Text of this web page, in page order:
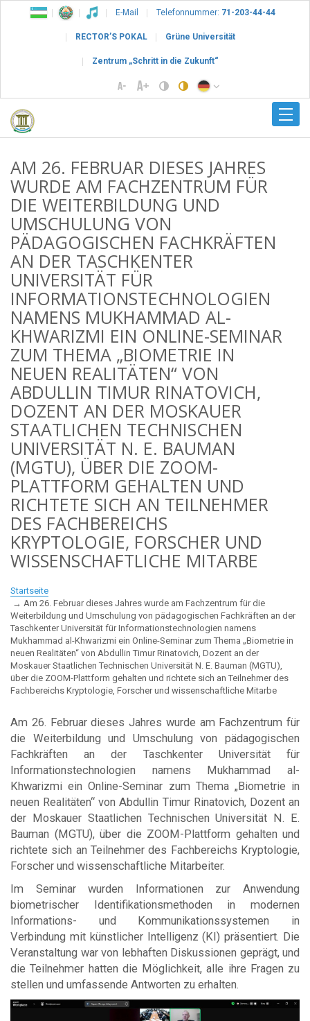
E-Mail Telefonnummer: 71-203-44-44
RECTOR’S POKAL Grüne Universität
Zentrum „Schritt in die Zukunft“
AM 26. FEBRUAR DIESES JAHRES
WURDE AM FACHZENTRUM FÜR
DIE WEITERBILDUNG UND
UMSCHULUNG VON
PÄDAGOGISCHEN FACHKRÄFTEN
AN DER TASCHKENTER
UNIVERSITÄT FÜR
INFORMATIONSTECHNOLOGIEN
NAMENS MUKHAMMAD AL-
KHWARIZMI EIN ONLINE-SEMINAR
ZUM THEMA „BIOMETRIE IN
NEUEN REALITÄTEN“ VON
ABDULLIN TIMUR RINATOVICH,
DOZENT AN DER MOSKAUER
STAATLICHEN TECHNISCHEN
UNIVERSITÄT N. E. BAUMAN
(MGTU), ÜBER DIE ZOOM-
PLATTFORM GEHALTEN UND
RICHTETE SICH AN TEILNEHMER
DES FACHBEREICHS
KRYPTOLOGIE, FORSCHER UND
WISSENSCHAFTLICHE MITARBE
Startseite
Am 26. Februar dieses Jahres wurde am Fachzentrum für die
Weiterbildung und Umschulung von pädagogischen Fachkräften an der
Taschkenter Universität für Informationstechnologien namens
Mukhammad al-Khwarizmi ein Online-Seminar zum Thema „Biometrie in
neuen Realitäten“ von Abdullin Timur Rinatovich, Dozent an der
Moskauer Staatlichen Technischen Universität N. E. Bauman (MGTU),
über die ZOOM-Plattform gehalten und richtete sich an Teilnehmer des
Fachbereichs Kryptologie, Forscher und wissenschaftliche Mitarbe
Am 26. Februar dieses Jahres wurde am Fachzentrum für
die Weiterbildung und Umschulung von pädagogischen
Fachkräften an der Taschkenter Universität für
Informationstechnologien namens Mukhammad al-
Khwarizmi ein Online-Seminar zum Thema „Biometrie in
neuen Realitäten“ von Abdullin Timur Rinatovich, Dozent an
der Moskauer Staatlichen Technischen Universität N. E.
Bauman (MGTU), über die ZOOM-Plattform gehalten und
richtete sich an Teilnehmer des Fachbereichs Kryptologie,
Forscher und wissenschaftliche Mitarbeiter.
Im Seminar wurden Informationen zur Anwendung
biometrischer Identifikationsmethoden in modernen
Informations- und Kommunikationssystemen in
Verbindung mit künstlicher Intelligenz (KI) präsentiert. Die
Veranstaltung war von lebhaften Diskussionen geprägt, und
die Teilnehmer hatten die Möglichkeit, alle ihre Fragen zu
stellen und umfassende Antworten zu erhalten.